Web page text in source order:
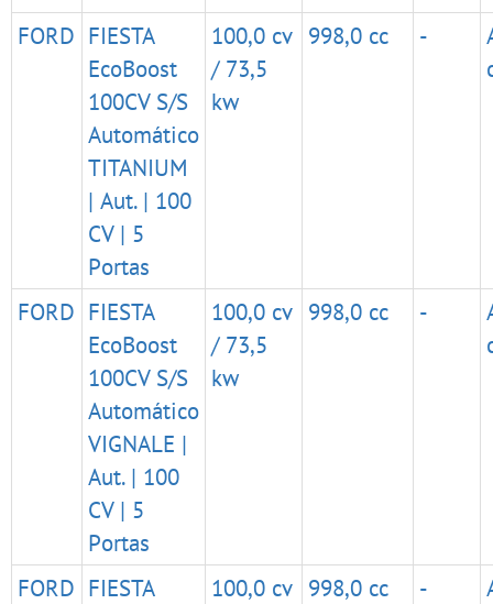
FORD FIESTA
EcoBoost
100CV S/S
Automático
TITANIUM
| Aut. | 100
CV | 5
Portas
100,0 cv
/ 73,5
kw
998,0 cc -
FORD FIESTA
EcoBoost
100CV S/S
Automático
VIGNALE |
Aut. | 100
CV | 5
Portas
100,0 cv
/ 73,5
kw
998,0 cc -
FORD FIESTA
100,0 cv 998,0 cc -